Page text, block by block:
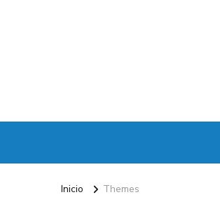
Inicio Themes